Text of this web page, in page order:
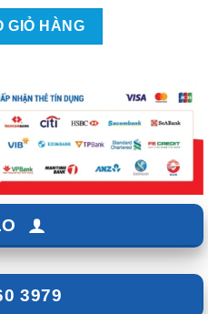
từ 8tr5 số lượng
GIỎ HÀNG
3979